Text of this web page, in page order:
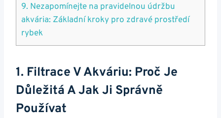
9. Nezapomínejte na ​pravidelnou ⁣údržbu
akvária: Základní kroky pro zdravé prostředí
rybek
1. Filtrace V Akváriu: Proč Je
Důležitá A Jak Ji ‌správně⁣
Používat